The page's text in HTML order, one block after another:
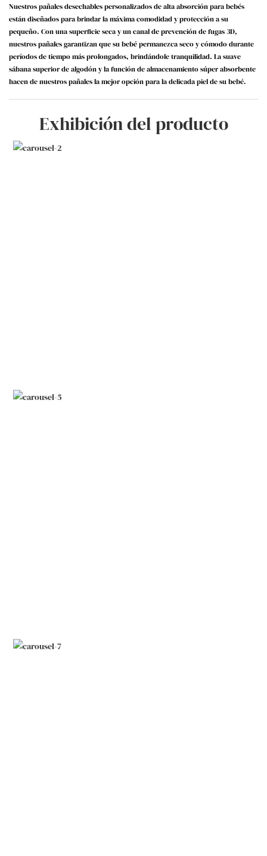
Nuestros pañales desechables personalizados de alta absorción para bebés
están diseñados para brindar la máxima comodidad y protección a su
pequeño. Con una superficie seca y un canal de prevención de fugas 3D,
nuestros pañales garantizan que su bebé permanezca seco y cómodo durante
períodos de tiempo más prolongados, brindándole tranquilidad. La suave
sábana superior de algodón y la función de almacenamiento súper absorbente
hacen de nuestros pañales la mejor opción para la delicada piel de su bebé.
Exhibición del producto